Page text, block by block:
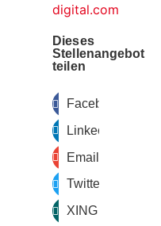
digital.com
Dieses
Stellenangebot
teilen
Facebook
LinkedIn
Email
Twitter
XING